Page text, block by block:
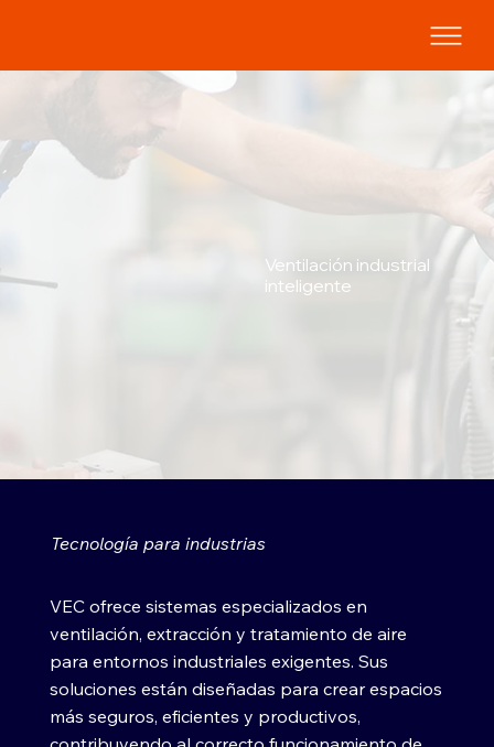
Ventilación industrial
inteligente
Tecnología para industrias
VEC ofrece sistemas especializados en
ventilación, extracción y tratamiento de aire
para entornos industriales exigentes. Sus
soluciones están diseñadas para crear espacios
más seguros, eficientes y productivos,